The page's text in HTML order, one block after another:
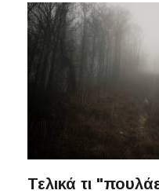
Τελικά τι